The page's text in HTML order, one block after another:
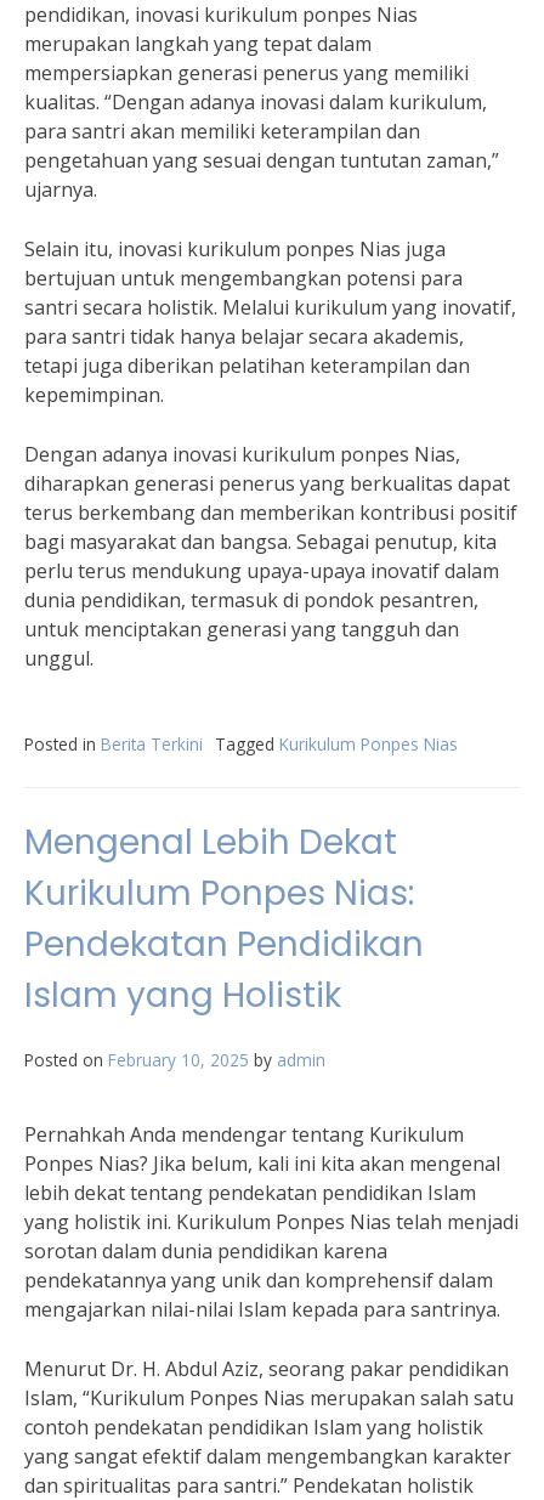
pendidikan, inovasi kurikulum ponpes Nias
merupakan langkah yang tepat dalam
mempersiapkan generasi penerus yang memiliki
kualitas. “Dengan adanya inovasi dalam kurikulum,
para santri akan memiliki keterampilan dan
pengetahuan yang sesuai dengan tuntutan zaman,”
ujarnya.
Selain itu, inovasi kurikulum ponpes Nias juga
bertujuan untuk mengembangkan potensi para
santri secara holistik. Melalui kurikulum yang inovatif,
para santri tidak hanya belajar secara akademis,
tetapi juga diberikan pelatihan keterampilan dan
kepemimpinan.
Dengan adanya inovasi kurikulum ponpes Nias,
diharapkan generasi penerus yang berkualitas dapat
terus berkembang dan memberikan kontribusi positif
bagi masyarakat dan bangsa. Sebagai penutup, kita
perlu terus mendukung upaya-upaya inovatif dalam
dunia pendidikan, termasuk di pondok pesantren,
untuk menciptakan generasi yang tangguh dan
unggul.
Posted in Berita Terkini Tagged Kurikulum Ponpes Nias
Mengenal Lebih Dekat
Kurikulum Ponpes Nias:
Pendekatan Pendidikan
Islam yang Holistik
Posted on February 10, 2025 by admin
Pernahkah Anda mendengar tentang Kurikulum
Ponpes Nias? Jika belum, kali ini kita akan mengenal
lebih dekat tentang pendekatan pendidikan Islam
yang holistik ini. Kurikulum Ponpes Nias telah menjadi
sorotan dalam dunia pendidikan karena
pendekatannya yang unik dan komprehensif dalam
mengajarkan nilai-nilai Islam kepada para santrinya.
Menurut Dr. H. Abdul Aziz, seorang pakar pendidikan
Islam, “Kurikulum Ponpes Nias merupakan salah satu
contoh pendekatan pendidikan Islam yang holistik
yang sangat efektif dalam mengembangkan karakter
dan spiritualitas para santri.” Pendekatan holistik